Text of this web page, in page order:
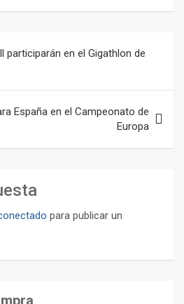
participarán en el Gigathlon de
España en el Campeonato de
Europa
para publicar un